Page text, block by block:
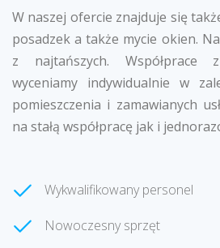
W naszej ofercie znajduje się
posadzek a także mycie okien.
z najtańszych. Współprace
wyceniamy indywidualnie w
pomieszczenia i zamawianych
na stałą współpracę jak i
Wykwalifikowany personel
Nowoczesny sprzęt